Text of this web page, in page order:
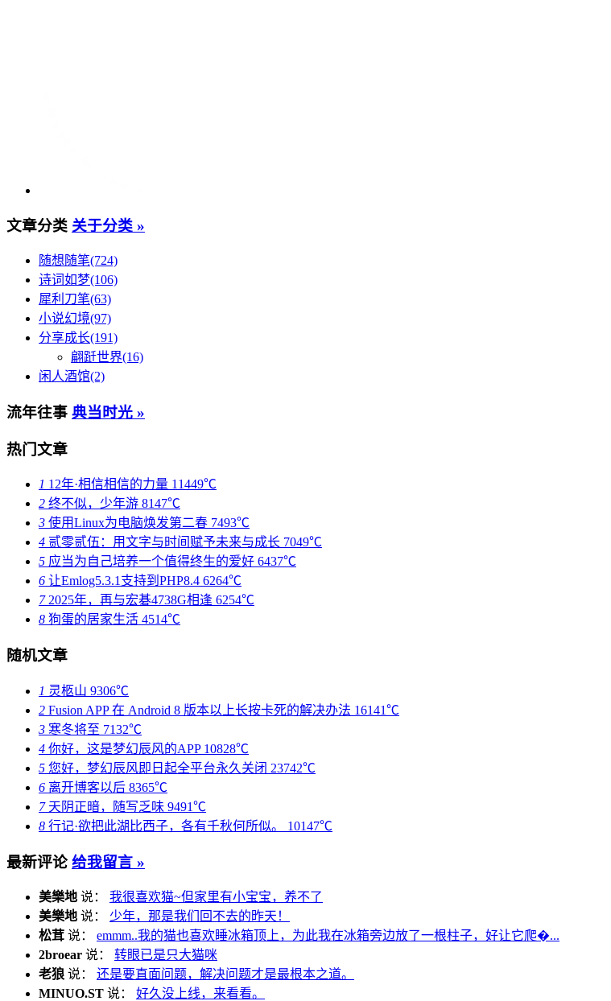
文章分类 关于分类 »
随想随笔(724)
诗词如梦(106)
犀利刀笔(63)
小说幻境(97)
分享成长(191)
翩跹世界(16)
闲人酒馆(2)
流年往事 典当时光 »
热门文章
1 12年·相信相信的力量 11449℃
2 终不似，少年游 8147℃
3 使用Linux为电脑焕发第二春 7493℃
4 贰零贰伍：用文字与时间赋予未来与成长 7049℃
5 应当为自己培养一个值得终生的爱好 6437℃
6 让Emlog5.3.1支持到PHP8.4 6264℃
72025年，再与宏碁4738G相逢 6254℃
8 狗蛋的居家生活 4514℃
随机文章
1 灵柩山 9306℃
2 Fusion APP 在 Android 8 版本以上长按卡死的解决办法 16141℃
3 寒冬将至 7132℃
4 你好，这是梦幻辰风的APP 10828℃
5 您好，梦幻辰风即日起全平台永久关闭 23742℃
6 离开博客以后 8365℃
7天阴正暗，随写乏味 9491℃
8 行记·欲把此湖比西子，各有千秋何所似。 10147℃
最新评论 给我留言 »
美樂地 说： 我很喜欢猫~但家里有小宝宝，养不了
美樂地 说： 少年，那是我们回不去的昨天！
松茸 说： emmm..我的猫也喜欢睡冰箱顶上，为此我在冰箱旁边放了一根柱子，好让它爬�...
2broear 说： 转眼已是只大猫咪
老狼 说： 还是要直面问题，解决问题才是最根本之道。
MINUO.ST 说： 好久没上线，来看看。